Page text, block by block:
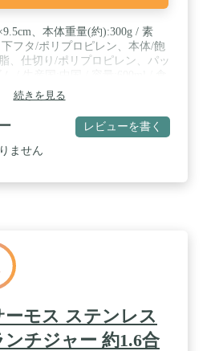
、本体重量(約):300g / 素
フタ/ポリプロピレン、本体/飽
、仕切り/ポリプロピレン、パッ
ンジ:使用可 (各フタを除く)
続きを見る
レビューを書く
ません
ーモス ステンレス
ンチジャー 約1.6合